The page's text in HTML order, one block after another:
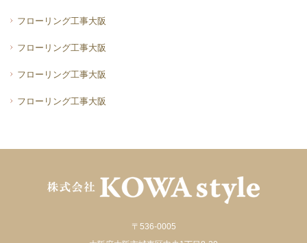
フローリング工事大阪
フローリング工事大阪
フローリング工事大阪
フローリング工事大阪
〒536-0005